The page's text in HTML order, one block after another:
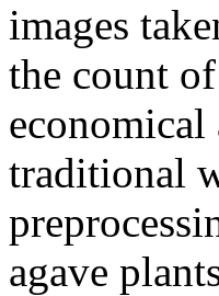
images
the count
traditional
agave